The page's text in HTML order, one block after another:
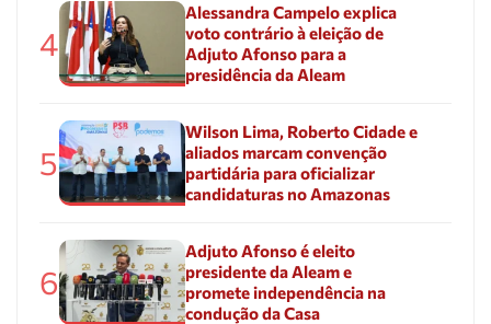
4
Alessandra Campelo explica
voto contrário à eleição de
Adjuto Afonso para a
presidência da Aleam
5
Wilson Lima, Roberto Cidade e
aliados marcam convenção
partidária para oficializar
candidaturas no Amazonas
6
Adjuto Afonso é eleito
presidente da Aleam e
promete independência na
condução da Casa